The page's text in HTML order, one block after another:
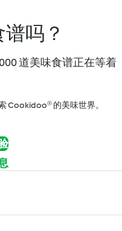
吗？
道美味食谱正在等着
Cookidoo® 的美味世界。